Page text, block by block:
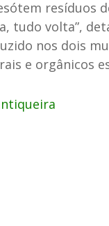
resíduos
tudo volta”,
nos dois
e orgânicos